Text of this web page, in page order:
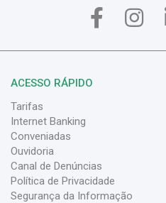
ACESSO RÁPIDO
Tarifas
Internet Banking
Conveniadas
Ouvidoria
Canal de Denúncias
Política de Privacidade
Segurança da Informação